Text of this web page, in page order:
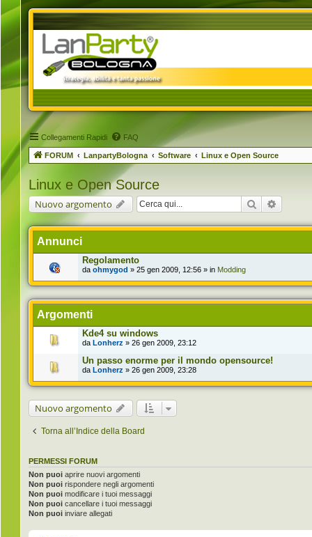
Collegamenti Rapidi FAQ
FORUM LanpartyBologna Software Linux e Open Source
Linux e Open Source
Nuovo argomento Cerca
Annunci
Regolamento
da ohmygod » 25 gen 2009, 12:56 » in Modding
Argomenti
Kde4 su windows
da Lonherz » 26 gen 2009, 23:12
Un passo enorme per il mondo opensource!
da Lonherz » 26 gen 2009, 23:28
Nuovo argomento
Torna all’Indice della Board
PERMESSI FORUM
Non puoi aprire nuovi argomenti
Non puoi rispondere negli argomenti
Non puoi modificare i tuoi messaggi
Non puoi cancellare i tuoi messaggi
Non puoi inviare allegati